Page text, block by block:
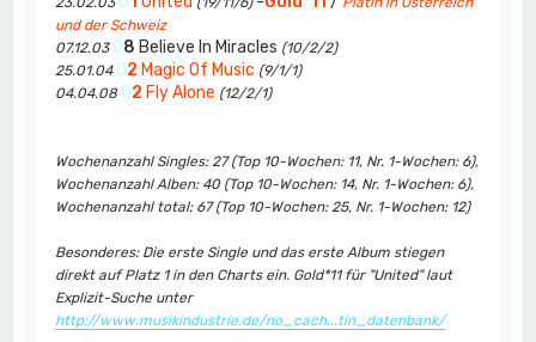
und der Schweiz
07.12.03 08 Believe In Miracles (10/2/2)
25.01.04 02 Magic Of Music (9/1/1)
04.04.08 02 Fly Alone (12/2/1)
Wochenanzahl Singles: 27 (Top 10-Wochen: 11, Nr. 1-Wochen: 6),
Wochenanzahl Alben: 40 (Top 10-Wochen: 14, Nr. 1-Wochen: 6),
Wochenanzahl total: 67 (Top 10-Wochen: 25, Nr. 1-Wochen: 12)
Besonderes: Die erste Single und das erste Album stiegen
direkt auf Platz 1 in den Charts ein. Gold*11 für "United" laut
Explizit-Suche unter
http://www.musikindustrie.de/no_cach...tin_datenbank/